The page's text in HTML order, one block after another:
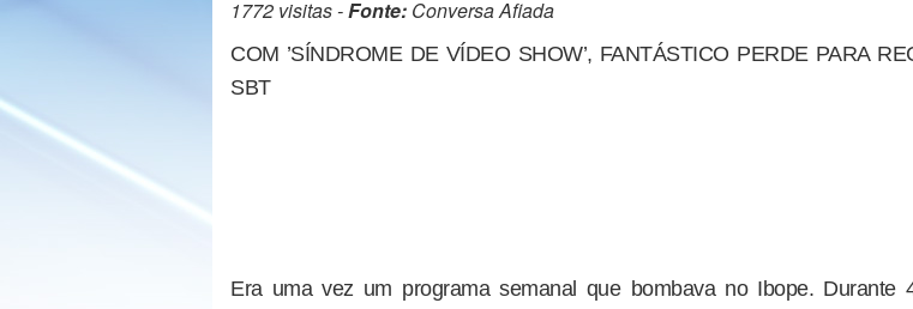
1772 visitas -Fonte: Conversa Afiada
COM ’SÍNDROME DE VÍDEO SHOW’, FANTÁSTICO PERDE PARA
SBT
Era uma vez um programa semanal que bombava no Ibope. Durante